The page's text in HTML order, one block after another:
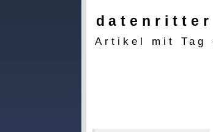
datenritter
Artikel mit Tag